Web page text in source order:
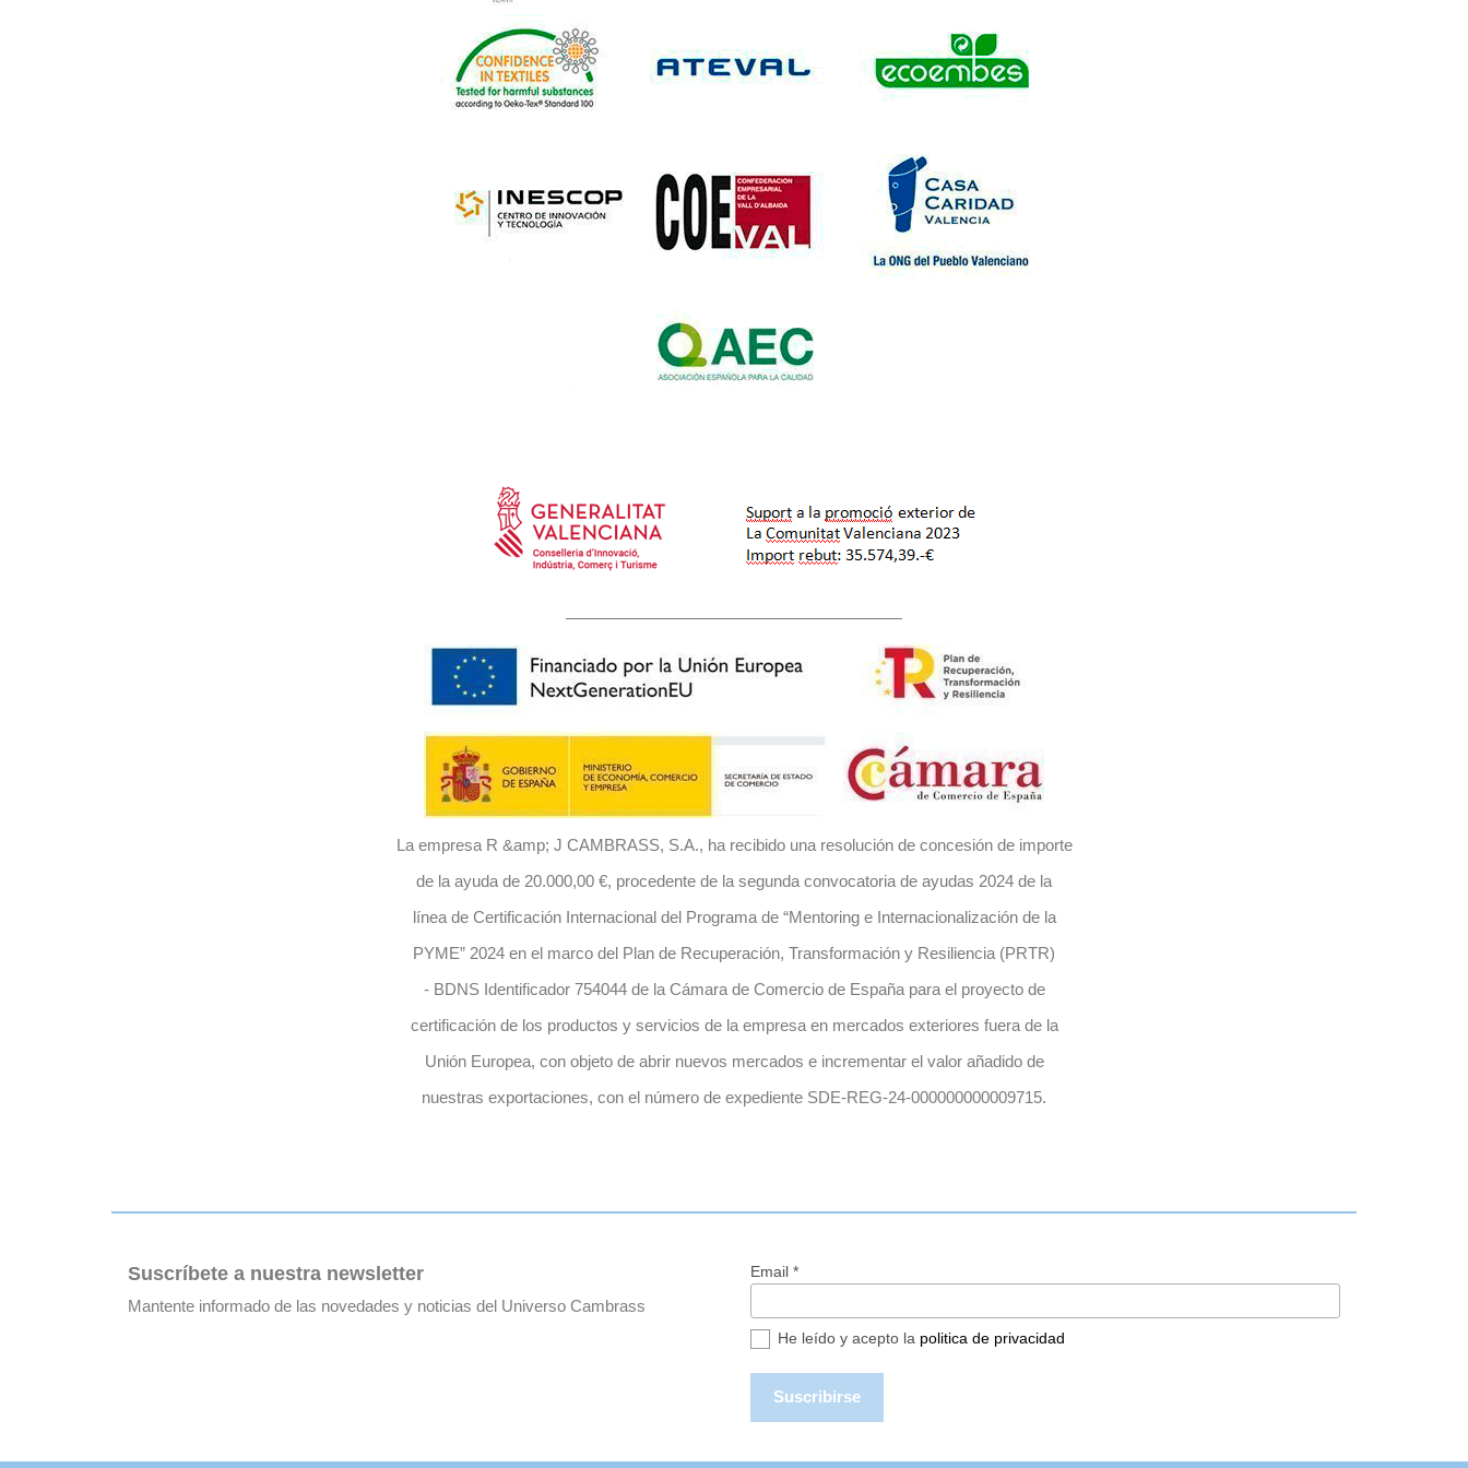
La empresa R &amp; J CAMBRASS, S.A., ha recibido una resolución de concesión de importe
de la ayuda de 20.000,00 €, procedente de la segunda convocatoria de ayudas 2024 de la
línea de Certificación Internacional del Programa de “Mentoring e Internacionalización de la
PYME” 2024 en el marco del Plan de Recuperación, Transformación y Resiliencia (PRTR)
- BDNS Identificador 754044 de la Cámara de Comercio de España para el proyecto de
certificación de los productos y servicios de la empresa en mercados exteriores fuera de la
Unión Europea, con objeto de abrir nuevos mercados e incrementar el valor añadido de
nuestras exportaciones, con el número de expediente SDE-REG-24-000000000009715.
Suscríbete a nuestra newsletter
Mantente informado de las novedades y noticias del Universo Cambrass
Email *
He leído y acepto la politica de privacidad